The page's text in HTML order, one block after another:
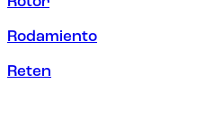
Rodamiento
Reten